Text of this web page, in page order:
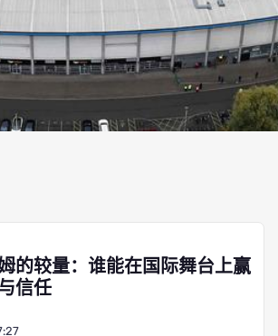
的较量：谁能在国际舞台上赢
信任